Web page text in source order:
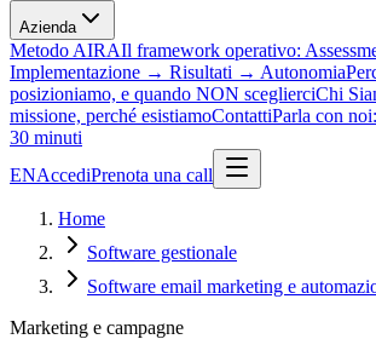
Azienda
Metodo AIRAIl framework operativo:
Implementazione → Risultati → Autonomia
posizioniamo, e quando NON sceglierciChi
missione, perché esistiamoContattiParla con
30 minuti
ENAccediPrenota una call
Home
Software gestionale
Software email marketing e
Marketing e campagne